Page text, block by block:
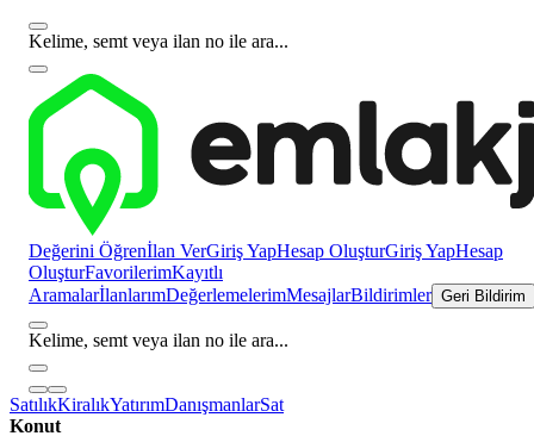
Kelime, semt veya ilan no ile ara...
Değerini Öğrenİlan VerGiriş YapHesap OluşturGiriş YapHesap
OluşturFavorilerimKayıtlı
AramalarİlanlarımDeğerlemelerimMesajlarBildirimler Geri Bildirim
Kelime, semt veya ilan no ile ara...
SatılıkKiralıkYatırımDanışmanlarSat
Konut